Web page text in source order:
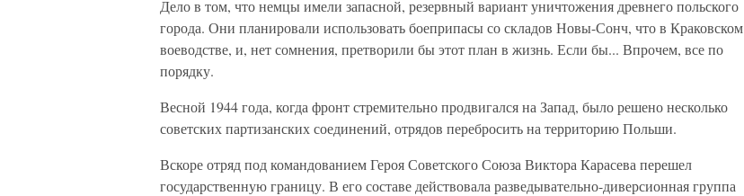
Дело в том, что немцы имели запасной, резервный вариант уничтожения древнего польского
города. Они планировали использовать боеприпасы со складов Новы-Сонч, что в Краковском
воеводстве, и, нет сомнения, претворили бы этот план в жизнь. Если бы... Впрочем, все по
порядку.
Весной 1944 года, когда фронт стремительно продвигался на Запад, было решено несколько
советских партизанских соединений, отрядов перебросить на территорию Польши.
Вскоре отряд под командованием Героя Советского Союза Виктора Карасева перешел
государственную границу. В его составе действовала разведывательно-диверсионная группа